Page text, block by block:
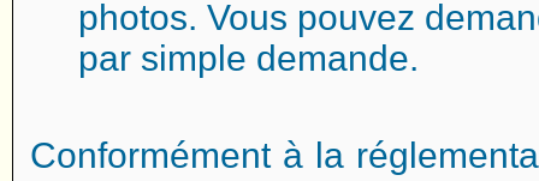
photos. Vous pouvez
par simple demande.
Conformément à la